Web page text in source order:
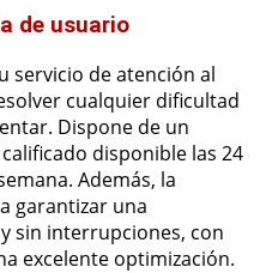
de usuario
servicio de atención al
cualquier dificultad
Dispone de un
disponible las 24
Además, la
garantizar una
sin interrupciones, con
excelente optimización.